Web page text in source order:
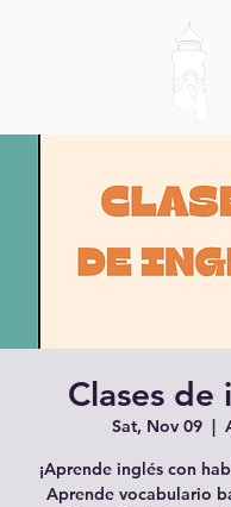
Clases de
Sat, Nov 09
  |
¡Aprende inglés con
Aprende vocabulario